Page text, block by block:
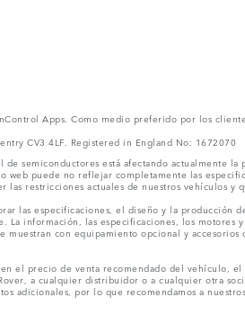
Apps. Como medio preferido por los
CV3 4LF. Registered in England No: 1672070
de semiconductores está afectando actualmente
puede no reflejar completamente las
restricciones actuales de nuestros vehículos
las especificaciones, el diseño y la
información, las especificaciones, los
con equipamiento opcional y
el precio de venta recomendado del vehículo,
a cualquier distribuidor o a cualquier otra
adicionales, por lo que recomendamos a